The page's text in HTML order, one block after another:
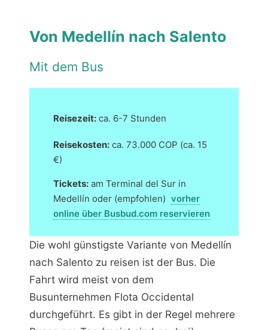
Von Medellín nach Salento
Mit dem Bus
Reisezeit: ca. 6-7 Stunden
Reisekosten: ca. 73.000 COP (ca. 15
€)
Tickets: am Terminal del Sur in
Medellín oder (empfohlen) vorher
online über Busbud.com reservieren
Die wohl günstigste Variante von Medellín
nach Salento zu reisen ist der Bus. Die
Fahrt wird meist von dem
Busunternehmen Flota Occidental
durchgeführt. Es gibt in der Regel mehrere